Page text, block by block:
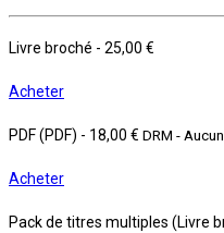
Livre broché - 25,00 €
Acheter
PDF (PDF) - 18,00 € DRM - Aucun
Acheter
Pack de titres multiples (Livre